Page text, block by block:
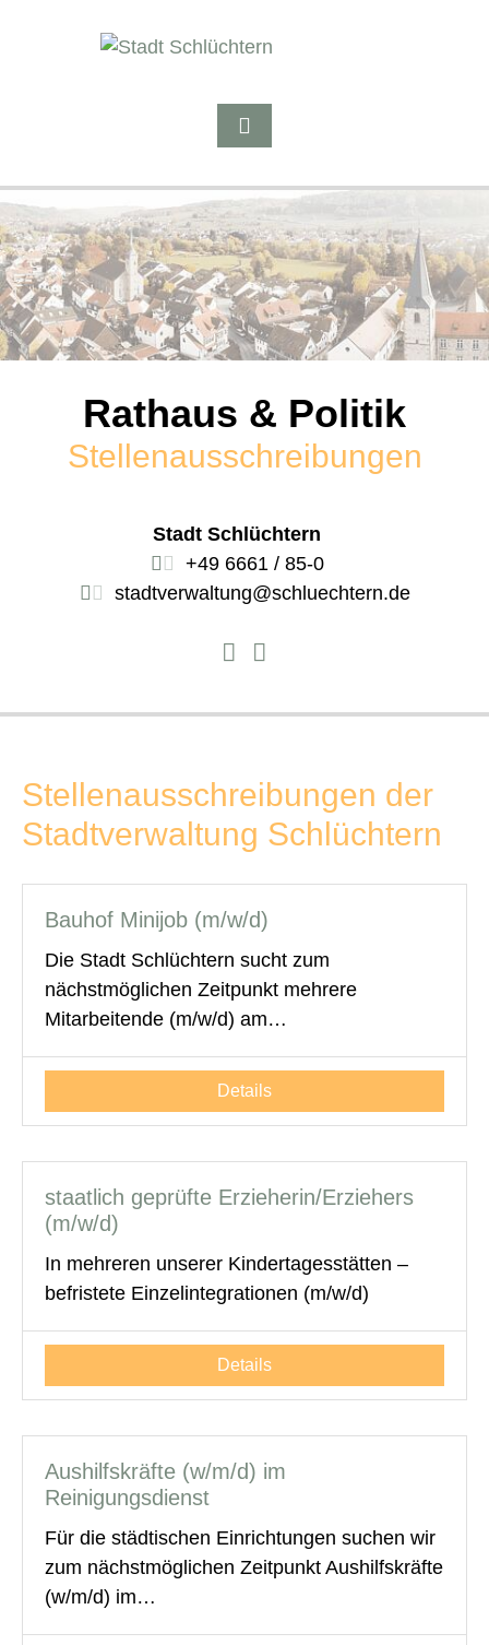
Rathaus & Politik
Stellenausschreibungen
Stadt Schlüchtern
+49 6661 / 85-0
stadtverwaltung@schluechtern.de
Stellenausschreibungen der
Stadtverwaltung Schlüchtern
Bauhof Minijob (m/w/d)
Die Stadt Schlüchtern sucht zum
nächstmöglichen Zeitpunkt mehrere
Mitarbeitende (m/w/d) am…
Details
staatlich geprüfte Erzieherin/Erziehers
(m/w/d)
In mehreren unserer Kindertagesstätten –
befristete Einzelintegrationen (m/w/d)
Details
Aushilfskräfte (w/m/d) im
Reinigungsdienst
Für die städtischen Einrichtungen suchen wir
zum nächstmöglichen Zeitpunkt Aushilfskräfte
(w/m/d) im…